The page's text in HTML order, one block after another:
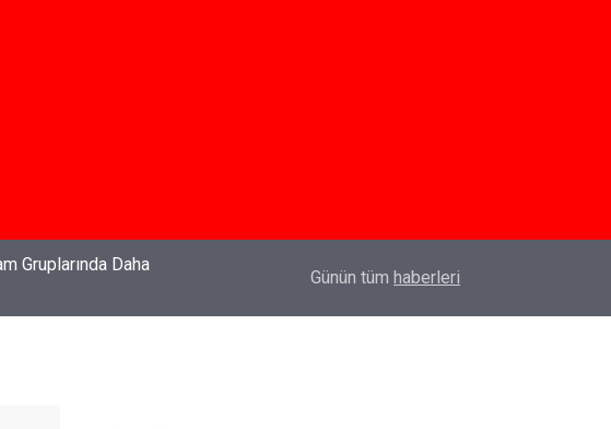
Özlem Drahyalı Kimdir, Nereli ve Kaç
Günün tüm haberleri